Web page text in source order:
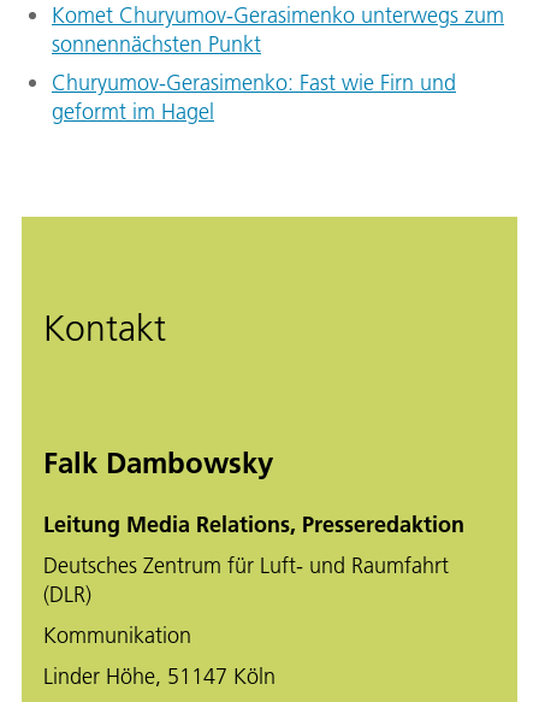
Komet Churyumov-Gerasimenko unterwegs zum
sonnennächsten Punkt
Churyumov-Gerasimenko: Fast wie Firn und
geformt im Hagel
Kontakt
Falk Dambowsky
Leitung Media Relations, Presseredaktion
Deutsches Zentrum für Luft- und Raumfahrt
(DLR)
Kommunikation
Linder Höhe, 51147 Köln